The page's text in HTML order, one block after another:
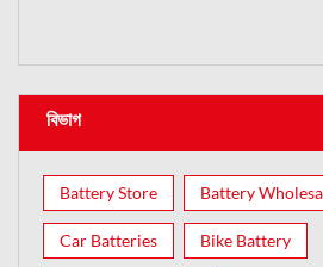
বিভাগ
Battery Store Battery
Car Batteries Bike Battery